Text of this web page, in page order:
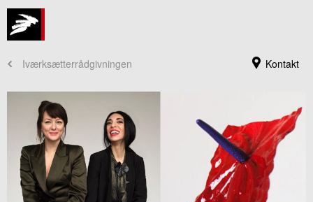
Kontakt
Iværksætterrådgivningen